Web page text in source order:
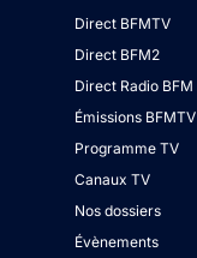
Direct BFMTV
Direct BFM2
Direct Radio BFM
Émissions BFMTV
Programme TV
Canaux TV
Nos dossiers
Évènements